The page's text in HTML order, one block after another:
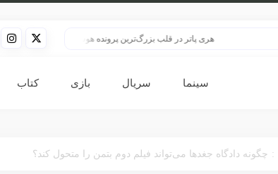
هری پاتر در قلب بزرگ‌ترین پرونده هوش مصنوعی HBO سنت قدیمی خود را برای پخش سریال هری پاتر تغییر داد
سینما سریال بازی کتاب
: چگونه دادگاه جغدها می‌تواند فیلم دوم بتمن را متحول کند؟